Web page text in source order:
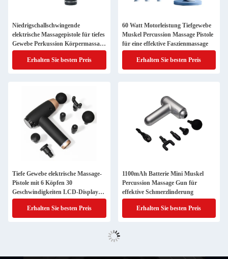
Niedrigschallschwingende
elektrische Massagepistole für tiefes
Gewebe Perkussion Körpermassage
zu Hause
Erhalten Sie besten Preis
60 Watt Motorleistung Tiefgewebe
Muskel Percussion Massage Pistole
für eine effektive Faszienmassage
Erhalten Sie besten Preis
Tiefe Gewebe elektrische Massage-
Pistole mit 6 Köpfen 30
Geschwindigkeiten LCD-Display
und USB-Ladung 1 kg
Erhalten Sie besten Preis
1100mAh Batterie Mini Muskel
Percussion Massage Gun für
effektive Schmerzlinderung
Erhalten Sie besten Preis